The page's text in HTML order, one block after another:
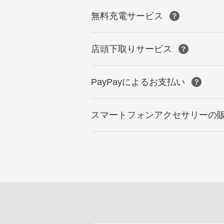
無料充電サービス
店頭下取りサービス
PayPayによるお支払い
スマートフォンアクセサリーの